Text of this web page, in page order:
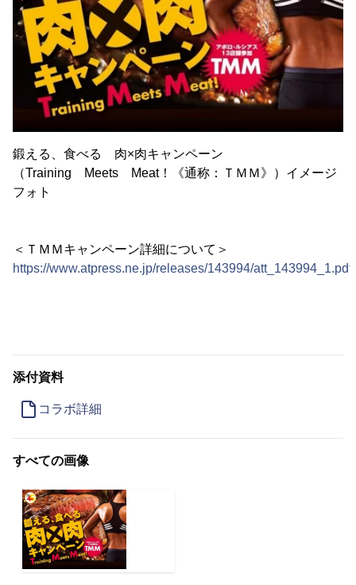
鍛える、食べる 肉×肉キャンペーン
（Training Meets Meat！《通称：ＴＭＭ》）イメージ
フォト
＜ＴＭＭキャンペーン詳細について＞
https://www.atpress.ne.jp/releases/143994/att_143994_1.pdf
添付資料
コラボ詳細
すべての画像